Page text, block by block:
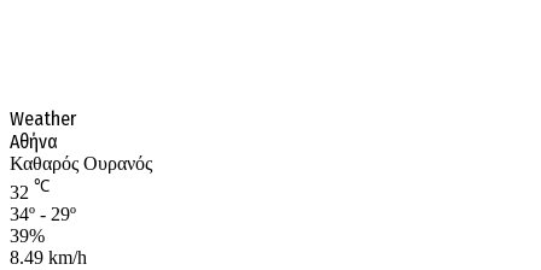
Weather
Αθήνα
Καθαρός Ουρανός
32 ℃
34º - 29º
39%
8.49 km/h